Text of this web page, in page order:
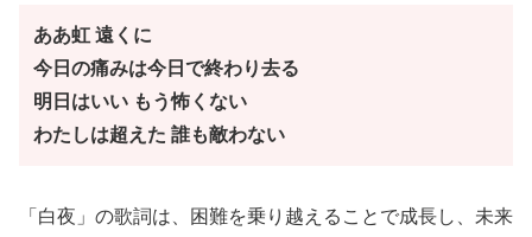
ああ虹 遠くに
今日の痛みは今日で終わり去る
明日はいい もう怖くない
わたしは超えた 誰も敵わない
「白夜」の歌詞は、困難を乗り越えることで成長し、未来